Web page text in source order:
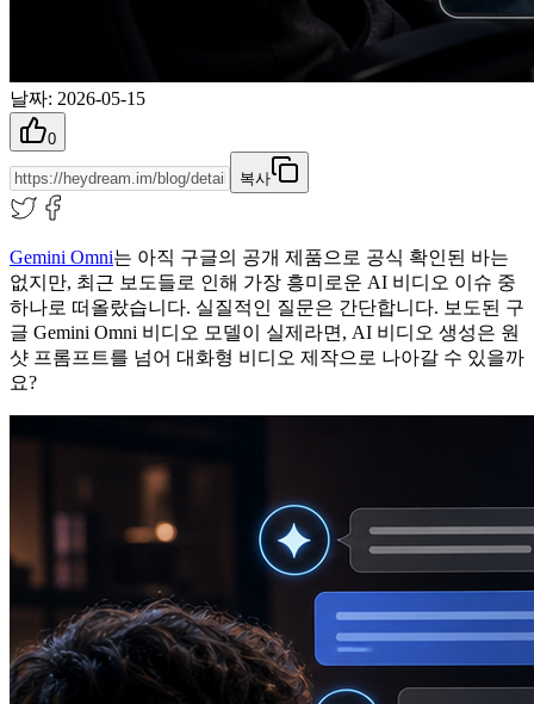
날짜: 2026-05-15
0
복사
Gemini Omni는 아직 구글의 공개 제품으로 공식 확인된 바는
없지만, 최근 보도들로 인해 가장 흥미로운 AI 비디오 이슈 중
하나로 떠올랐습니다. 실질적인 질문은 간단합니다. 보도된 구
글 Gemini Omni 비디오 모델이 실제라면, AI 비디오 생성은 원
샷 프롬프트를 넘어 대화형 비디오 제작으로 나아갈 수 있을까
요?